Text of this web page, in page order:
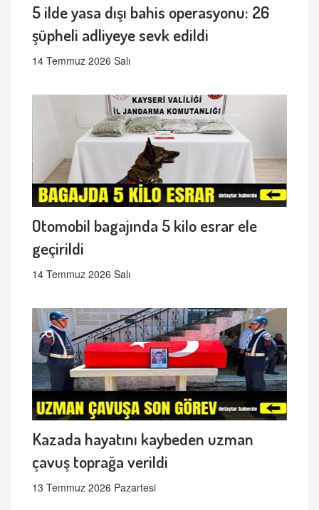
5 ilde yasa dışı bahis operasyonu: 26
şüpheli adliyeye sevk edildi
14 Temmuz 2026 Salı
Otomobil bagajında 5 kilo esrar ele
geçirildi
14 Temmuz 2026 Salı
Kazada hayatını kaybeden uzman
çavuş toprağa verildi
13 Temmuz 2026 Pazartesi